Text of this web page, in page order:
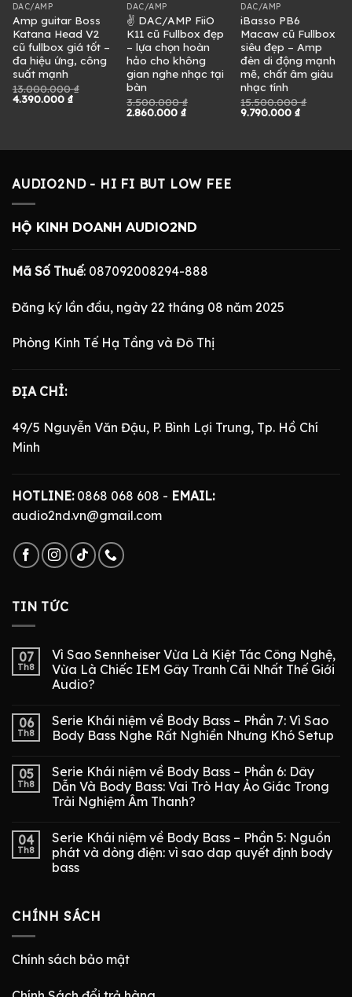
DAC/AMP
Amp guitar Boss
Katana Head V2
cũ fullbox giá tốt –
đa hiệu ứng, công
suất mạnh
13.000.000₫
Giá
4.390.000 ₫Giá
DAC/AMP
✌ DAC/AMP FiiO
K11 cũ Fullbox đẹp
– lựa chọn hoàn
hảo cho không
gian nghe nhạc tại
bàn
3.500.000₫
Giá
2.860.000₫Giá
2.860.000 ₫.
DAC/AMP
iBasso PB6
Macaw cũ Fullbox
siêu đẹp – Amp
đèn di động mạnh
mẽ, chất âm giàu
nhạc tính
15.500.000₫
Giá
9.790.000₫Giá
9.790.000
AUDIO2ND - HI FI BUT LOW FEE
HỘ KINH DOANH AUDIO2ND
Mã Số Thuế: 087092008294-888
Đăng ký lần đầu, ngày 22 tháng 08 năm 2025
Phòng Kinh Tế Hạ Tầng và Đô Thị
ĐỊA CHỈ:
49/5 Nguyễn Văn Đậu, P. Bình Lợi Trung, Tp. Hồ Chí
Minh
HOTLINE:0868 068 608 - EMAIL:
audio2nd.vn@gmail.com
TIN TỨC
07
Th8
Vì Sao Sennheiser Vừa Là Kiệt Tác Công Nghệ,
Vừa Là Chiếc IEM Gây Tranh Cãi Nhất Thế Giới
Audio?
06
Th8
Serie Khái niệm về Body Bass – Phần 7: Vì Sao
Body Bass Nghe Rất Nghiền Nhưng Khó Setup
05
Th8
Serie Khái niệm về Body Bass – Phần 6: Dây
Dẫn Và Body Bass: Vai Trò Hay Ảo Giác Trong
Trải Nghiệm Âm Thanh?
04
Th8
Serie Khái niệm về Body Bass – Phần 5: Nguồn
phát và dòng điện: vì sao dap quyết định body
bass
CHÍNH SÁCH
Chính sách bảo mật